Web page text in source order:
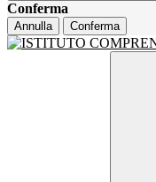
Conferma
Annulla Conferma